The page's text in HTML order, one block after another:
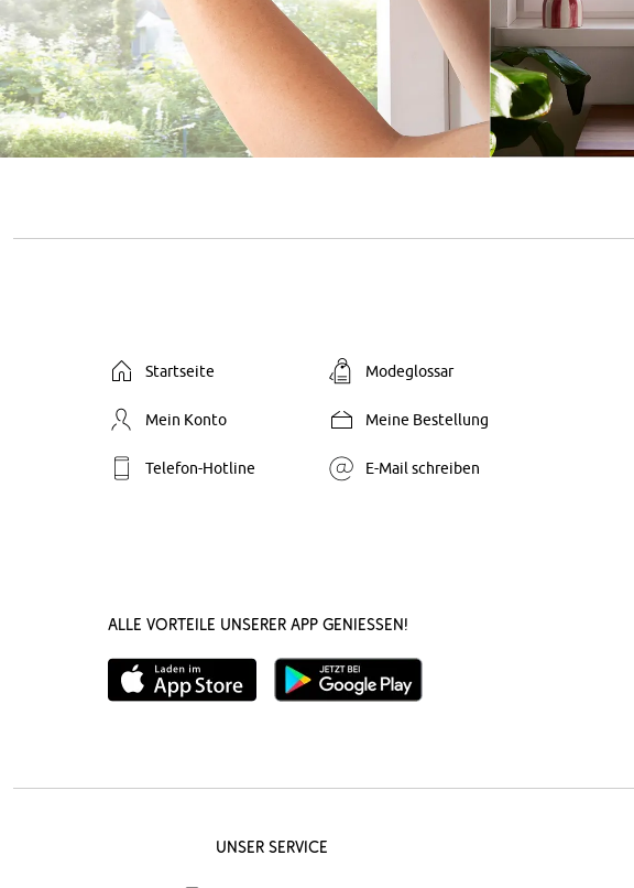
Startseite Modeglossar
Mein Konto Meine Bestellung
Telefon-Hotline E-Mail schreiben
Alle Vorteile unserer App genießen!
Unser Service